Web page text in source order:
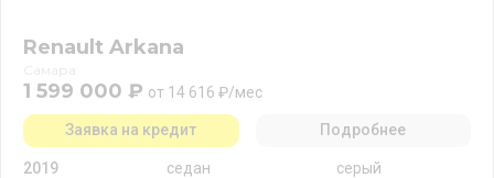
Renault Arkana
Самара
1 599 000 ₽ от 14 616 ₽/мес
2019
седан
серый
Заявка на кредит Подробнее